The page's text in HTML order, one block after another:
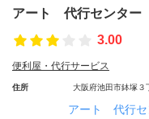
アート 代行センター
3.00
便利屋・代行サービス
住所 大阪府池田市鉢塚３
アート 代行セ